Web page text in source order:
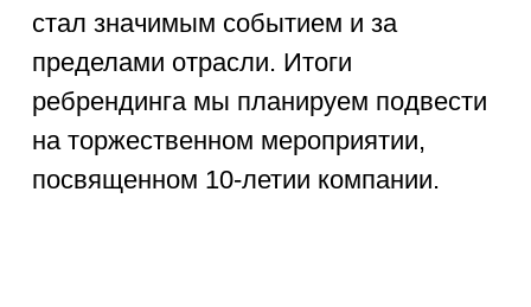
стал значимым событием и за
пределами отрасли. Итоги
ребрендинга мы планируем подвести
на торжественном мероприятии,
посвященном 10-летии компании.